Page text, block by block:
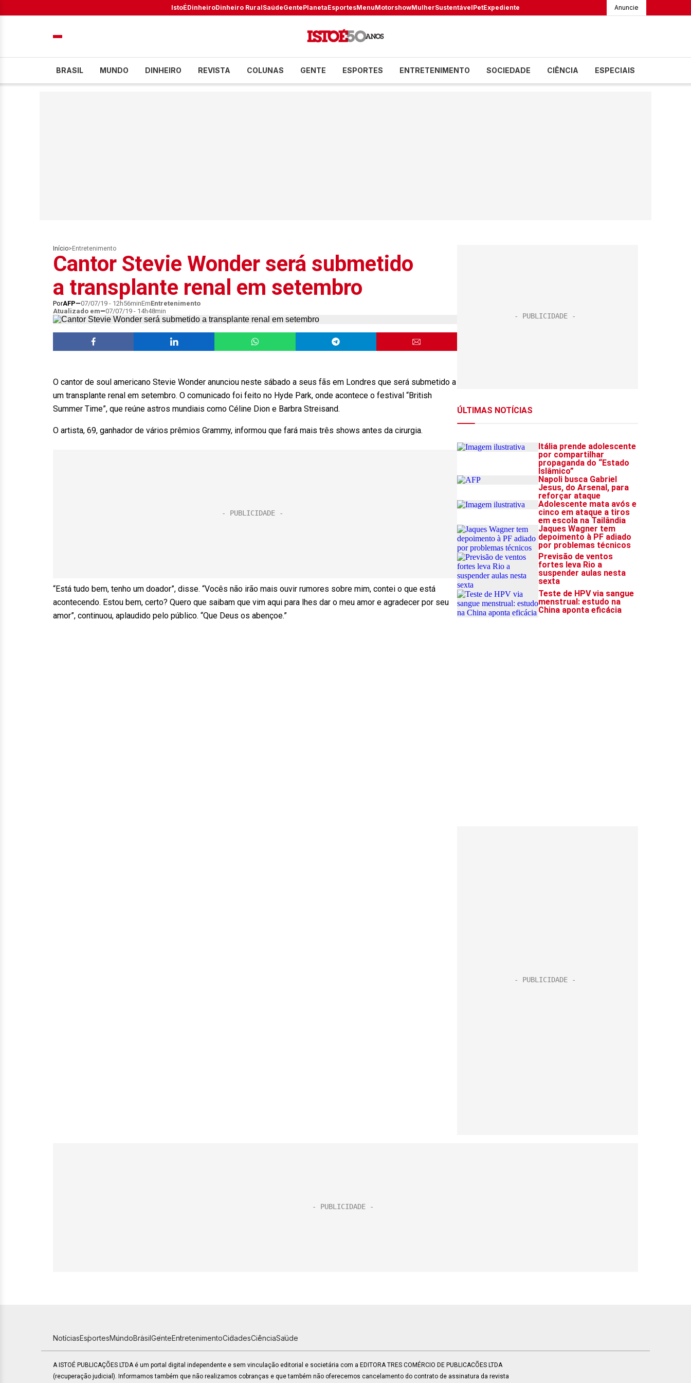
IstoÉDinheiroDinheiro RuralSaúdeGentePlanetaEsportesMenuMotorshowMulherSustentávelPetExpediente Anuncie
BRASIL MUNDO DINHEIRO REVISTA COLUNAS GENTE ESPORTES ENTRETENIMENTO SOCIEDADE CIÊNCIA ESPECIAIS
Início> Entretenimento
Cantor Stevie Wonder será submetido
a transplante renal em setembro
PorAFP 07/07/19 - 12h56minEmEntretenimento
Atualizado em
07/07/19 - 14h48min
O cantor de soul americano Stevie Wonder anunciou neste sábado a seus fãs em Londres que será submetido a
um transplante renal em setembro. O comunicado foi feito no Hyde Park, onde acontece o festival “British
Summer Time”, que reúne astros mundiais como Céline Dion e Barbra Streisand.
O artista, 69, ganhador de vários prêmios Grammy, informou que fará mais três shows antes da cirurgia.
“Está tudo bem, tenho um doador”, disse. “Vocês não irão mais ouvir rumores sobre mim, contei o que está
acontecendo. Estou bem, certo? Quero que saibam que vim aqui para lhes dar o meu amor e agradecer por seu
amor”, continuou, aplaudido pelo público. “Que Deus os abençoe.”
NotíciasEsportesMundoBrasilGenteEntretenimentoCidadesCiênciaSaúde
A ISTOÉ PUBLICAÇÕES LTDA é um portal digital independente e sem vinculação editorial e societária com a EDITORA TRES COMÉRCIO DE PUBLICACÕES LTDA
(recuperação judicial). Informamos também que não realizamos cobranças e que também não oferecemos cancelamento do contrato de assinatura da revista